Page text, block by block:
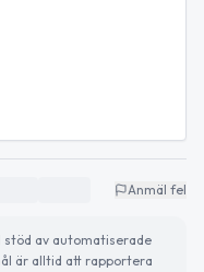
Anmäl fel
av automatiserade
är alltid att rapportera